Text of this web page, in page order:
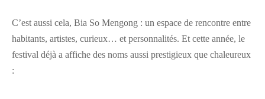
C’est aussi cela, Bia So Mengong : un espace de rencontre entre
habitants, artistes, curieux… et personnalités. Et cette année, le
festival déjà a affiche des noms aussi prestigieux que chaleureux
: